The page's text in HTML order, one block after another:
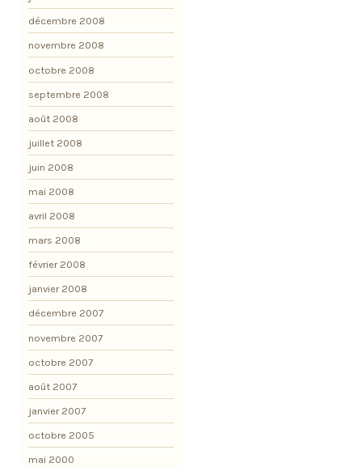
décembre 2008
novembre 2008
octobre 2008
septembre 2008
août 2008
juillet 2008
juin 2008
mai 2008
avril 2008
mars 2008
février 2008
janvier 2008
décembre 2007
novembre 2007
octobre 2007
août 2007
janvier 2007
octobre 2005
mai 2000